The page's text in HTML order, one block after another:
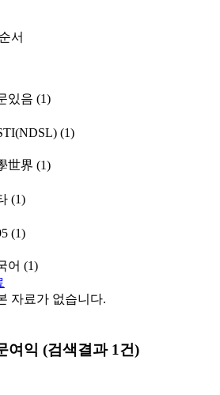
서
있음 (1)
(1)
世界 (1)
(1)
(1)
어 (1)
자료가 없습니다.
여익 (검색결과 1건)